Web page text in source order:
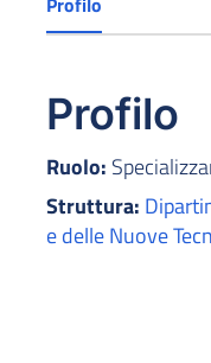
Profilo
Ruolo:
Struttura:
e delle Nuove